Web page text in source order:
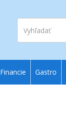
Vyhľadať
Financie Gastro